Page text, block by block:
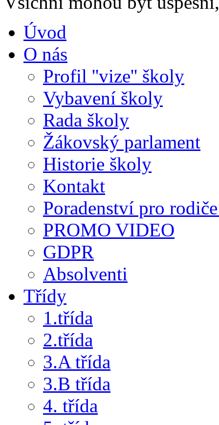
Úvod
O nás
Profil ''vize'' školy
Vybavení školy
Rada školy
Žákovský parlament
Historie školy
Kontakt
Poradenství pro
PROMO VIDEO
GDPR
Absolventi
Třídy
1.třída
2.třída
3.A třída
3.B třída
4. třída